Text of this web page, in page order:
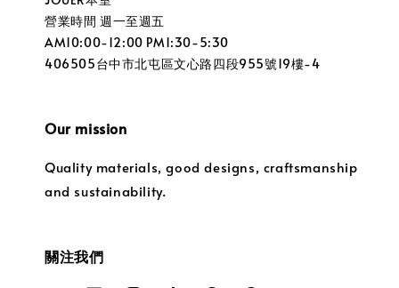
營業時間 週一至週五
AM10:00-12:00 PM1:30-5:30
406505台中市北屯區文心路四段955號19樓-4
Our mission
Quality materials, good designs, craftsmanship
and sustainability.
關注我們